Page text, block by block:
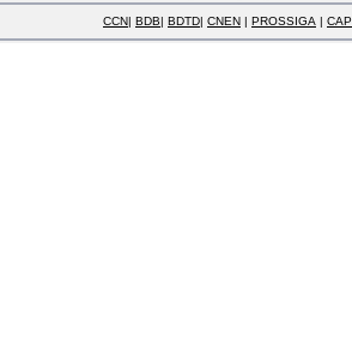
CCN| BDB| BDTD| CNEN | PROSSIGA |